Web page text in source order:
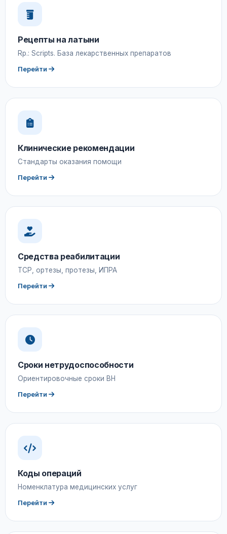
Рецепты на латыни
Rp.: Scripts. База лекарственных препаратов
Перейти
Клинические рекомендации
Стандарты оказания помощи
Перейти
Средства реабилитации
ТСР, ортезы, протезы, ИПРА
Перейти
Сроки нетрудоспособности
Ориентировочные сроки ВН
Перейти
Коды операций
Номенклатура медицинских услуг
Перейти